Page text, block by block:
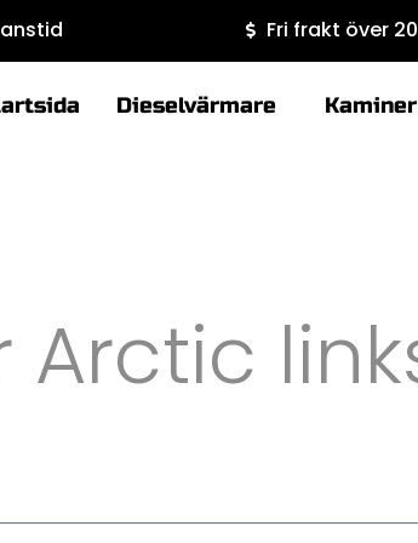
Fri frakt över
Dieselvärmare Kaminer
Arctic